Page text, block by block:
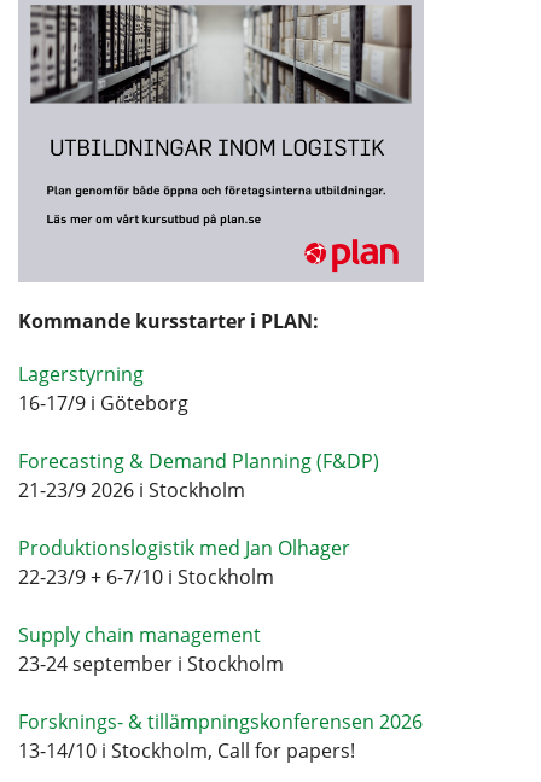
Kommande kursstarter i PLAN:
Lagerstyrning
16-17/9 i Göteborg
Forecasting & Demand Planning (F&DP)
21-23/9 2026 i Stockholm
Produktionslogistik med Jan Olhager
22-23/9 + 6-7/10 i Stockholm
Supply chain management
23-24 september i Stockholm
Forsknings- & tillämpningskonferensen 2026
13-14/10 i Stockholm, Call for papers!